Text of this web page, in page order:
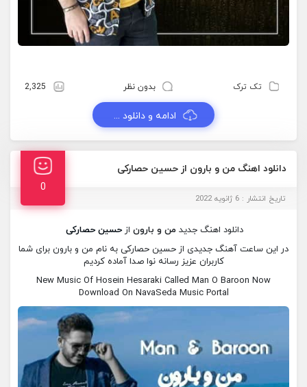
تک ترک بدون نظر 2,325
ادامه و دانلود ...
دانلود اهنگ من و بارون از حسین حصارکی
0
تاریخ انتشار : 6 ژانویه 2022
دانلود اهنگ جدیدمن و بارون ازحسین حصارکی
در این ساعت آهنگ جدیدی از حسین حصارکی به نام من و بارون برای شما
کاربران عزیز رسانه نوا صدا آماده کردیم
New Music Of Hosein Hesaraki Called Man O Baroon Now
Download On NavaSeda Music Portal